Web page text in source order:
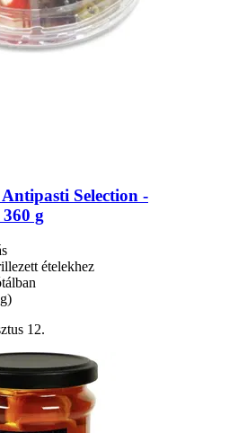
Antipasti Selection -​
g
ételekhez
12.